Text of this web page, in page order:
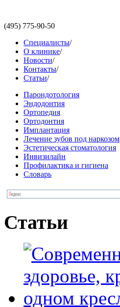
(495) 775-90-50
Специалисты/
О клинике/
Новости/
Контакты/
Статьи/
Парондотология
Эндодонтия
Ортопедия
Ортодонтия
Имплантация
Лечение зубов под наркозом
Эстетическая стоматология
Инвизилайн
Профилактика и гигиена
Словарь
Статьи